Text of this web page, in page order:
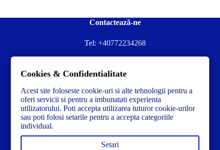
Contactează-ne
Tel: +40772234268
Contacteză-ne la:✉️contact@concrete-forma.com
Str. Dacia Nr 12 Ineu, Arad 315300 Romania
Cookies & Confidentialitate
Acest site foloseste cookie-uri si alte tehnologii pentru a
oferi servicii si pentru a imbunatati experienta
utilizatorului. Poti accepta utilizarea tuturor cookie-urilor
sau poti folosi setarile pentru a accepta categoriile
individual.
Setari